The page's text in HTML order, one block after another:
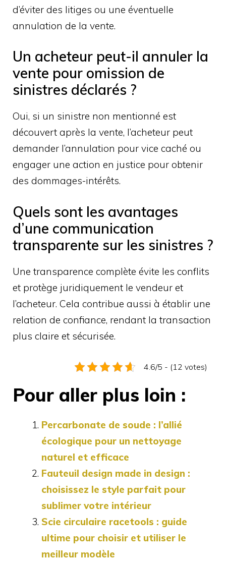
d’éviter des litiges ou une éventuelle
annulation de la vente.
Un acheteur peut-il annuler la
vente pour omission de
sinistres déclarés ?
Oui, si un sinistre non mentionné est
découvert après la vente, l’acheteur peut
demander l’annulation pour vice caché ou
engager une action en justice pour obtenir
des dommages-intérêts.
Quels sont les avantages
d’une communication
transparente sur les sinistres ?
Une transparence complète évite les conflits
et protège juridiquement le vendeur et
l’acheteur. Cela contribue aussi à établir une
relation de confiance, rendant la transaction
plus claire et sécurisée.
4.6/5 - (12 votes)
Pour aller plus loin :
Percarbonate de soude : l’allié
écologique pour un nettoyage
naturel et efficace
Fauteuil design made in design :
choisissez le style parfait pour
sublimer votre intérieur
Scie circulaire racetools : guide
ultime pour choisir et utiliser le
meilleur modèle